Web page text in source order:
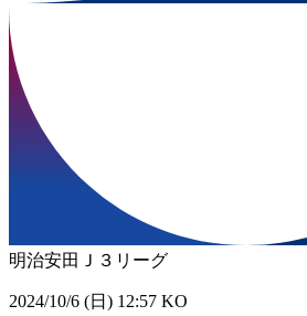
明治安田Ｊ３リーグ
2024/10/6 (日) 12:57 KO